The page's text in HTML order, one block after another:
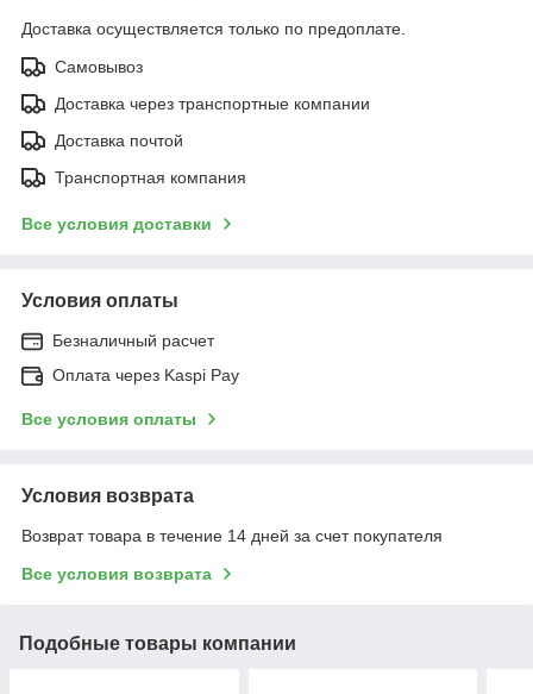
Доставка осуществляется только по предоплате.
Самовывоз
Доставка через транспортные компании
Доставка почтой
Транспортная компания
Все условия доставки
Условия оплаты
Безналичный расчет
Оплата через Kaspi Pay
Все условия оплаты
Условия возврата
Возврат товара в течение 14 дней за счет покупателя
Все условия возврата
Подобные товары компании